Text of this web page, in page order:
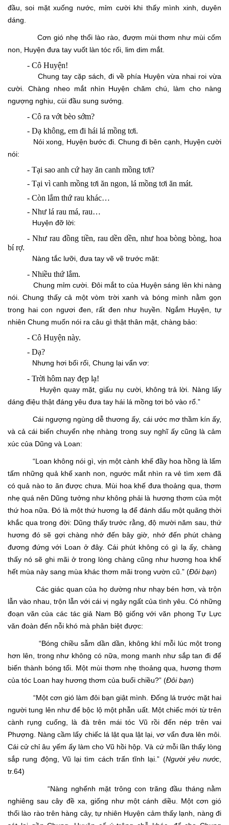
đầu, soi mặt xuống nước, mỉm cười khi thấy mình xinh, duyên
dáng.
Cơn gió nhẹ thổi lào rào, đượm mùi thơm như mùi cốm
non, Huyện đưa tay vuốt làn tóc rối, lim dim mắt.
- Cô Huyện!
Chung tay cặp sách, đi về phía Huyện vừa nhai roi vừa
cười. Chàng nheo mắt nhìn Huyện chăm chú, làm cho nàng
ngượng nghịu, cúi đầu sung sướng.
- Cô ra vớt bèo sớm?
- Dạ không, em đi hái lá mồng tơi.
Nói xong, Huyện bước đi. Chung đi bên cạnh, Huyện cười
nói:
- Tại sao anh cứ hay ăn canh mồng tơi?
- Tại vì canh mồng tơi ăn ngon, lá mồng tơi ăn mát.
- Còn lắm thứ rau khác…
- Như lá rau má, rau…
Huyện đỡ lời:
- Như rau đồng tiền, rau dền dền, như hoa bòng bòng, hoa
bí rợ.
Nàng tắc lưỡi, đưa tay vẽ vẽ trước mặt:
- Nhiều thứ lắm.
Chung mỉm cười. Đôi mắt to của Huyện sáng lên khi nàng
nói. Chung thấy cả một vòm trời xanh và bóng mình nằm gọn
trong hai con ngươi đen, rất đen như huyền. Ngắm Huyện, tự
nhiên Chung muốn nói ra câu gì thật thân mật, chàng bảo:
- Cô Huyện này.
- Dạ?
Nhưng hơi bối rối, Chung lại vẩn vơ:
- Trời hôm nay đẹp lạ!
Huyện quay mặt, giấu nụ cười, không trả lời. Nàng lấy
dáng điệu thật đáng yêu đưa tay hái lá mồng tơi bỏ vào rổ.”
Cái ngượng ngùng dễ thương ấy, cái ước mơ thầm kín ấy,
và cả cái biến chuyển nhẹ nhàng trong suy nghĩ ấy cũng là cảm
xúc của Dũng và Loan:
“Loan không nói gì, vịn một cành khế đầy hoa hồng là lấm
tấm những quả khế xanh non, ngước mắt nhìn ra vẻ tìm xem đã
có quả nào to ăn được chưa. Mùi hoa khế đưa thoảng qua, thơm
nhẹ quá nên Dũng tưởng như không phải là hương thơm của một
thứ hoa nữa. Đó là một thứ hương lạ để đánh dấu một quãng thời
khắc qua trong đời: Dũng thấy trước rằng, độ mười năm sau, thứ
hương đó sẽ gợi chàng nhớ đến bây giờ, nhớ đến phút chàng
đương đứng với Loan ở đây. Cái phút không có gì lạ ấy, chàng
thấy nó sẽ ghi mãi ở trong lòng chàng cũng như hương hoa khế
hết mùa này sang mùa khác thơm mãi trong vườn cũ.” (Đôi bạn)
Các giác quan của họ dường như nhạy bén hơn, và trộn
lẫn vào nhau, trộn lẫn với cái vị ngây ngất của tình yêu. Có những
đoạn văn của các tác giả Nam Bộ giống với văn phong Tự Lực
văn đoàn đến nỗi khó mà phân biệt được:
“Bóng chiều sẫm dần dần, không khí mỗi lúc một trong
hơn lên, trong như không có nữa, mong manh như sắp tan đi để
biến thành bóng tối. Một mùi thơm nhẹ thoảng qua, hương thơm
của tóc Loan hay hương thơm của buổi chiều?” (Đôi bạn)
“Một cơn gió làm đôi bạn giật mình. Đống lá trước mặt hai
người tung lên như để bộc lộ một phẫn uất. Một chiếc mới từ trên
cành rụng cuống, là đà trên mái tóc Vũ rồi đến nép trên vai
Phượng. Nàng cầm lấy chiếc lá lật qua lật lại, vơ vẩn đưa lên môi.
Cái cử chỉ âu yếm ấy làm cho Vũ hồi hộp. Và cứ mỗi lần thấy lòng
sắp rung động, Vũ lại tìm cách trấn tĩnh lại.” (Người yêu nước
tr.64)
“Nàng nghểnh mặt trông con trăng đầu tháng nằm
nghiêng sau cây đề xa, giống như một cánh diều. Một cơn gió
thổi lào rào trên hàng cây, tự nhiên Huyện cảm thấy lạnh, nàng đi